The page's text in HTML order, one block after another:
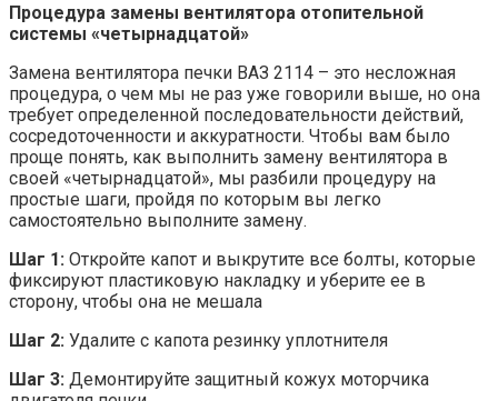
Процедура замены вентилятора отопительной
системы «четырнадцатой»
Замена вентилятора печки ВАЗ 2114 – это несложная
процедура, о чем мы не раз уже говорили выше, но она
требует определенной последовательности действий,
сосредоточенности и аккуратности. Чтобы вам было
проще понять, как выполнить замену вентилятора в
своей «четырнадцатой», мы разбили процедуру на
простые шаги, пройдя по которым вы легко
самостоятельно выполните замену.
Шаг 1: Откройте капот и выкрутите все болты, которые
фиксируют пластиковую накладку и уберите ее в
сторону, чтобы она не мешала
Шаг 2: Удалите с капота резинку уплотнителя
Шаг 3: Демонтируйте защитный кожух моторчика